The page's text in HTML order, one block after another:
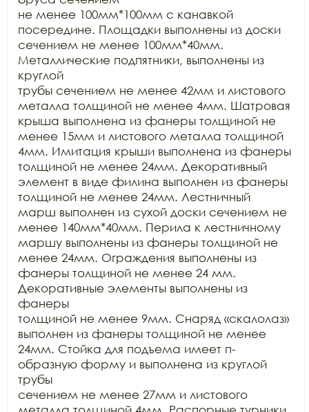
не менее 100мм*100мм с канавкой
посередине. Площадки выполнены из доски
сечением не менее 100мм*40мм.
Металлические подпятники, выполнены из
круглой
трубы сечением не менее 42мм и листового
металла толщиной не менее 4мм. Шатровая
крыша выполнена из фанеры толщиной не
менее 15мм и листового металла толщиной
4мм. Имитация крыши выполнена из фанеры
толщиной не менее 24мм. Декоративный
элемент в виде филина выполнен из фанеры
толщиной не менее 24мм. Лестничный
марш выполнен из сухой доски сечением не
менее 140мм*40мм. Перила к лестничному
маршу выполнены из фанеры толщиной не
менее 24мм. Ограждения выполнены из
фанеры толщиной не менее 24 мм.
Декоративные элементы выполнены из
фанеры
толщиной не менее 9мм. Снаряд «скалолаз»
выполнен из фанеры толщиной не менее
24мм. Стойка для подъема имеет п-
образную форму и выполнена из круглой
трубы
сечением не менее 27мм и листового